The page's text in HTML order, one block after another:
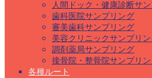
人間ドック・健康診断サ
歯科医院サンプリング
審美歯科サンプリング
美容クリニックサンプリ
調剤薬局サンプリング
接骨院・整骨院サンプリ
各種ルート